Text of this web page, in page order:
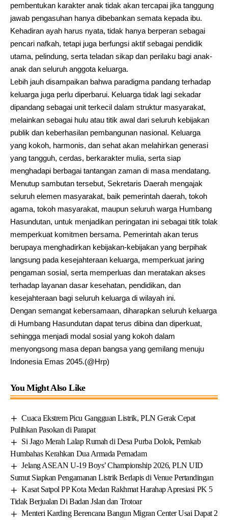
pembentukan karakter anak tidak akan tercapai jika tanggung
jawab pengasuhan hanya dibebankan semata kepada ibu.
Kehadiran ayah harus nyata, tidak hanya berperan sebagai
pencari nafkah, tetapi juga berfungsi aktif sebagai pendidik
utama, pelindung, serta teladan sikap dan perilaku bagi anak-
anak dan seluruh anggota keluarga.
Lebih jauh disampaikan bahwa paradigma pandang terhadap
keluarga juga perlu diperbarui. Keluarga tidak lagi sekadar
dipandang sebagai unit terkecil dalam struktur masyarakat,
melainkan sebagai hulu atau titik awal dari seluruh kebijakan
publik dan keberhasilan pembangunan nasional. Keluarga
yang kokoh, harmonis, dan sehat akan melahirkan generasi
yang tangguh, cerdas, berkarakter mulia, serta siap
menghadapi berbagai tantangan zaman di masa mendatang.
Menutup sambutan tersebut, Sekretaris Daerah mengajak
seluruh elemen masyarakat, baik pemerintah daerah, tokoh
agama, tokoh masyarakat, maupun seluruh warga Humbang
Hasundutan, untuk menjadikan peringatan ini sebagai titik tolak
memperkuat komitmen bersama. Pemerintah akan terus
berupaya menghadirkan kebijakan-kebijakan yang berpihak
langsung pada kesejahteraan keluarga, memperkuat jaring
pengaman sosial, serta memperluas dan meratakan akses
terhadap layanan dasar kesehatan, pendidikan, dan
kesejahteraan bagi seluruh keluarga di wilayah ini.
Dengan semangat kebersamaan, diharapkan seluruh keluarga
di Humbang Hasundutan dapat terus dibina dan diperkuat,
sehingga menjadi modal sosial yang kokoh dalam
menyongsong masa depan bangsa yang gemilang menuju
Indonesia Emas 2045.(@Hrp)
You Might Also Like
Cuaca Ekstrem Picu Gangguan Listrik, PLN Gerak Cepat
Pulihkan Pasokan di Parapat
Si Jago Merah Lalap Rumah di Desa Purba Dolok, Pemkab
Humbahas Kerahkan Dua Armada Pemadam
Jelang ASEAN U-19 Boys’ Championship 2026, PLN UID
Sumut Siapkan Pengamanan Listrik Berlapis di Venue Pertandingan
Kasat Satpol PP Kota Medan Rakhmat Harahap Apresiasi PK 5
Tidak Berjualan Di Badan Jslan dan Trotoar
Menteri Karding Berencana Bangun Migran Center Usai Dapat 2